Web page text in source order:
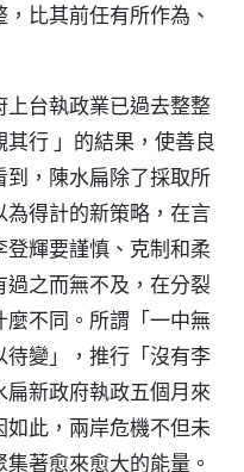
比其前任有所作為、
台執政業已過去整整
行 」的結果，使善良
，陳水扁除了採取所
得計的新策略，在言
輝要謹慎、克制和柔
之而無不及，在分裂
不同。所謂「一中無
變」，推行「沒有李
新政府執政五個月來
此，兩岸危機不但未
著愈來愈大的能量。